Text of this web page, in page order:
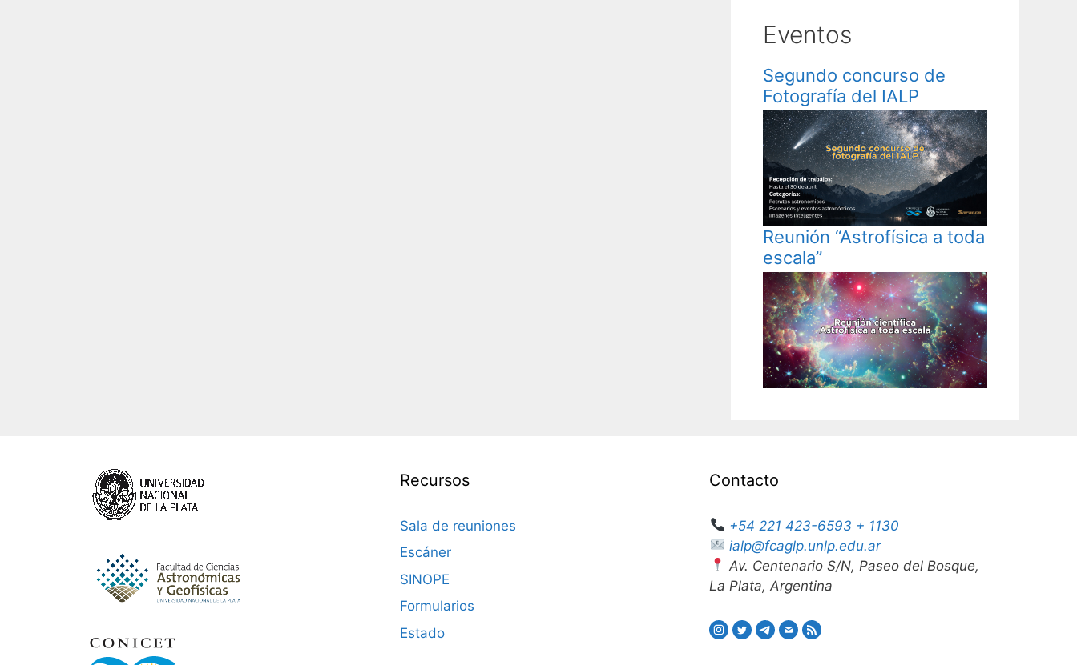
Eventos
Segundo concurso de
Fotografía del IALP
Reunión “Astrofísica a toda
escala”
Recursos
Sala de reuniones
Escáner
SINOPE
Formularios
Estado
Contacto
+54 221 423-6593 + 1130
ialp@fcaglp.unlp.edu.ar
Av. Centenario S/N, Paseo del Bosque,
La Plata, Argentina